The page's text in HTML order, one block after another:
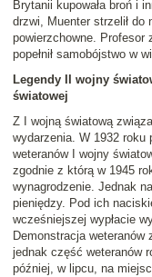
Brytanii kupowała broń i
drzwi, Muenter strzelił do
powierzchowne. Profesor
popełnił samobójstwo w
Legendy II wojny
światowej
Z I wojną światową
wydarzenia. W 1932 roku
weteranów I wojny
zgodnie z którą w 1945
wynagrodzenie. Jednak
pieniędzy. Pod ich
wcześniejszej wypłacie
Demonstracja
jednak część weteranów
później, w lipcu, na